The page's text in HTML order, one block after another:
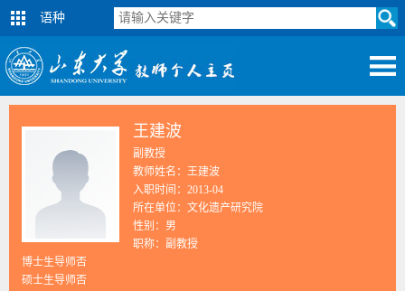
语种
王建波
副教授
教师姓名：王建波
入职时间：2013-04
所在单位：文化遗产研究院
性别：男
职称：副教授
博士生导师否
硕士生导师否